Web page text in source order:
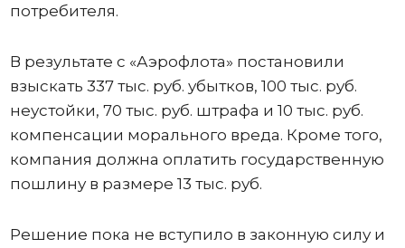
потребителя.
В результате с «Аэрофлота» постановили
взыскать 337 тыс. руб. убытков, 100 тыс. руб.
неустойки, 70 тыс. руб. штрафа и 10 тыс. руб.
компенсации морального вреда. Кроме того,
компания должна оплатить государственную
пошлину в размере 13 тыс. руб.
Решение пока не вступило в законную силу и